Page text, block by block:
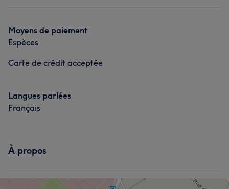
Moyens de paiement
Espèces
Carte de crédit acceptée
Langues parlées
Français
À propos